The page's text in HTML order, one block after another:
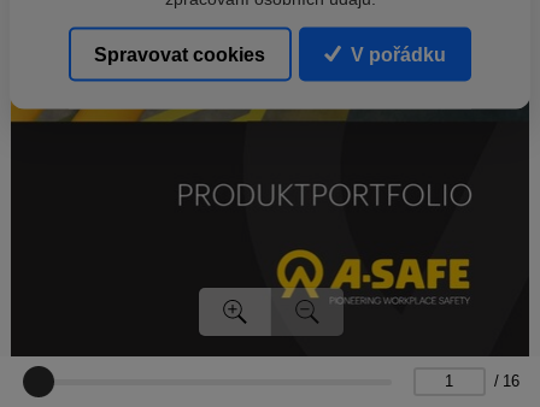
/ 16
Spravovat cookies V pořádku